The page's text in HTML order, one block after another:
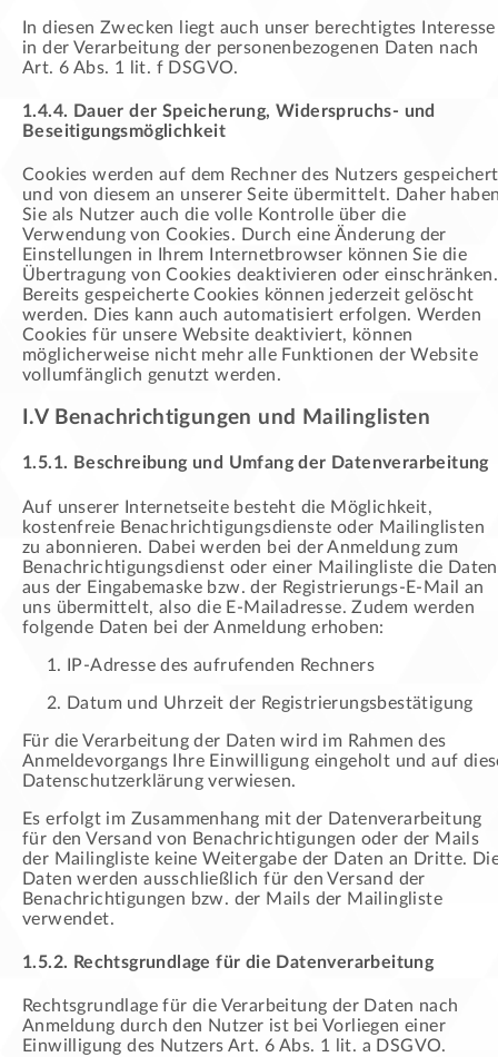
In diesen Zwecken liegt auch unser berechtigtes Interesse
in der Verarbeitung der personenbezogenen Daten nach
Art. 6 Abs. 1 lit. f DSGVO.
1.4.4. Dauer der Speicherung, Widerspruchs- und
Beseitigungsmöglichkeit
Cookies werden auf dem Rechner des Nutzers gespeichert
und von diesem an unserer Seite übermittelt. Daher
Sie als Nutzer auch die volle Kontrolle über die
Verwendung von Cookies. Durch eine Änderung der
Einstellungen in Ihrem Internetbrowser können Sie die
Übertragung von Cookies deaktivieren oder einschränken.
Bereits gespeicherte Cookies können jederzeit gelöscht
werden. Dies kann auch automatisiert erfolgen. Werden
Cookies für unsere Website deaktiviert, können
möglicherweise nicht mehr alle Funktionen der Website
vollumfänglich genutzt werden.
I.V Benachrichtigungen und Mailinglisten
1.5.1. Beschreibung und Umfang der Datenverarbeitung
Auf unserer Internetseite besteht die Möglichkeit,
kostenfreie Benachrichtigungsdienste oder Mailinglisten
zu abonnieren. Dabei werden bei der Anmeldung zum
Benachrichtigungsdienst oder einer Mailingliste die Daten
aus der Eingabemaske bzw. der Registrierungs-E-Mail an
uns übermittelt, also die E-Mailadresse. Zudem werden
folgende Daten bei der Anmeldung erhoben:
IP-Adresse des aufrufenden Rechners
Datum und Uhrzeit der Registrierungsbestätigung
Für die Verarbeitung der Daten wird im Rahmen des
Anmeldevorgangs Ihre Einwilligung eingeholt und auf
Datenschutzerklärung verwiesen.
Es erfolgt im Zusammenhang mit der Datenverarbeitung
für den Versand von Benachrichtigungen oder der Mails
der Mailingliste keine Weitergabe der Daten an Dritte.
Daten werden ausschließlich für den Versand der
Benachrichtigungen bzw. der Mails der Mailingliste
verwendet.
1.5.2. Rechtsgrundlage für die Datenverarbeitung
Rechtsgrundlage für die Verarbeitung der Daten nach
Anmeldung durch den Nutzer ist bei Vorliegen einer
Einwilligung des Nutzers Art. 6 Abs. 1 lit. a DSGVO.